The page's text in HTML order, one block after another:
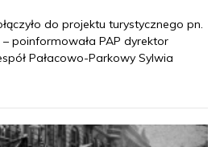
do projektu turystycznego pn.
poinformowała PAP dyrektor
Pałacowo-Parkowy Sylwia